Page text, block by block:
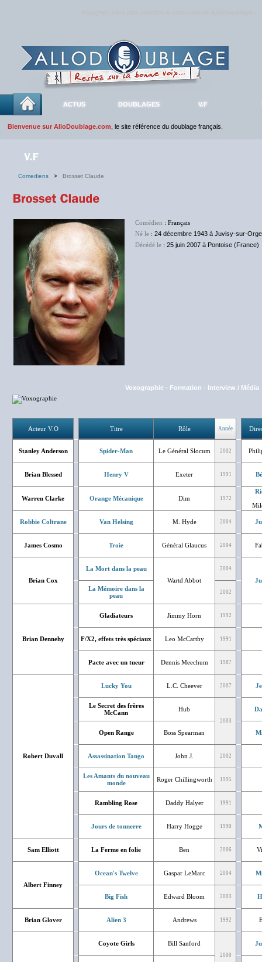
ACTUS DOUBLAGES V.F
Bienvenue sur AlloDoublage.com , le site référence du doublage français.
Comediens > Brosset Claude
Comédien : Français
Né le : 24 décembre 1943 à Juvisy-sur-
Décédé le : 25 juin 2007 à Pontoise (France)
Voxographie - Formation - Interview / Média
Acteur V.O Titre Rôle Année
Stanley Anderson Spider-Man Le Général Slocum 2002
Brian Blessed Henry V Exeter 1991
Warren Clarke Orange Mécanique Dim 1972
Robbie Coltrane Van Helsing M. Hyde 2004
James Cosmo Troie Général Glaucus 2004
Brian Cox
La Mort dans la peau
Wartd Abbot
2004
La Mémoire dans la
peau
2002
Brian Dennehy
Gladiateurs Jimmy Horn 1992
F/X2, effets très spéciaux Leo McCarthy 1991
Pacte avec un tueur Dennis Meechum 1987
Robert Duvall
Lucky You L.C. Cheever 2007
Le Secret des frères
McCann
Hub
2003
Open Range Boss Spearman
Assassination Tango John J. 2002
Les Amants du nouveau
monde
Roger Chillingworth 1995
Rambling Rose Daddy Halyer 1991
Jours de tonnerre Harry Hogge 1990
Sam Elliott La Ferme en folie Ben 2006
Albert Finney
Ocean's Twelve Gaspar LeMarc 2004
Big Fish Edward Bloom 2003
Brian Glover Alien 3 Andrews 1992
Coyote Girls Bill Sanford
2000